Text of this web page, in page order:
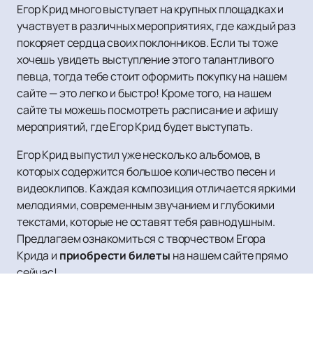
Егор Крид много выступает на крупных площадках и
участвует в различных мероприятиях, где каждый раз
покоряет сердца своих поклонников. Если ты тоже
хочешь увидеть выступление этого талантливого
певца, тогда тебе стоит оформить покупку на нашем
сайте — это легко и быстро! Кроме того, на нашем
сайте ты можешь посмотреть расписание и афишу
мероприятий, где Егор Крид будет выступать.
Егор Крид выпустил уже несколько альбомов, в
которых содержится большое количество песен и
видеоклипов. Каждая композиция отличается яркими
мелодиями, современным звучанием и глубокими
текстами, которые не оставят тебя равнодушным.
Предлагаем ознакомиться с творчеством Егора
Крида и приобрести билеты на нашем сайте прямо
сейчас!